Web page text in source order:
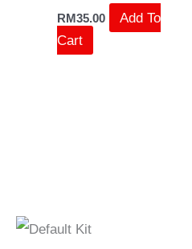
S
RM35.00
Add To
Cart